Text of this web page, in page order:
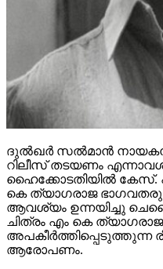
ദുല്‍ഖര്‍ സല്‍മാന്‍
റിലീസ് തടയണം
ഹൈക്കോടതിയില്‍ കേസ്.
കെ ത്യാഗരാജ
ആവശ്യം ഉന്നയിച്ചു
ചിത്രം എം കെ
അപകീര്‍ത്തിപ്പെടുത്തുന്ന
ആരോപണം.